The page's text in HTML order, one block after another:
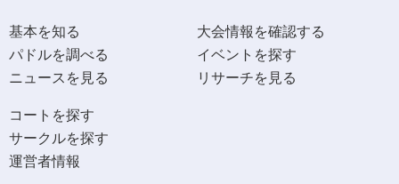
基本を知る
パドルを調べる
ニュースを見る
大会情報を確認する
イベントを探す
リサーチを見る
コートを探す
サークルを探す
運営者情報